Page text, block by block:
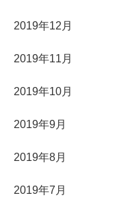
2019年12月
2019年11月
2019年10月
2019年9月
2019年8月
2019年7月